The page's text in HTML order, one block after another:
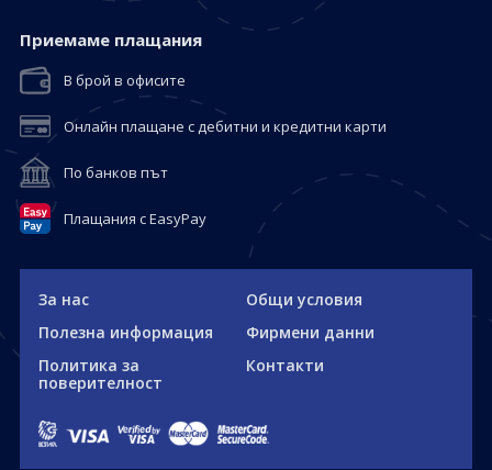
Приемaме плащания
В брой в офисите
Онлайн плащане с дебитни и кредитни карти
По банков път
Плащания с EasyPay
За нас
Общи условия
Полезна информация
Фирмени данни
Политика за
поверителност
Контакти